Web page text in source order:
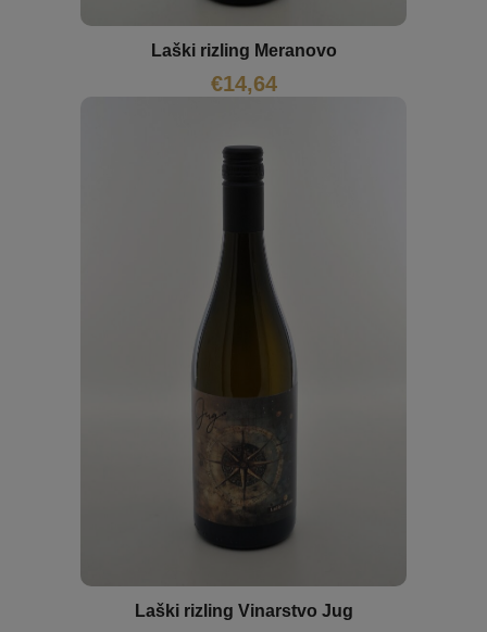
Laški rizling Meranovo
€14,64
Laški rizling Vinarstvo Jug